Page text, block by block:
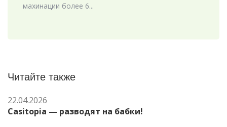
махинации более 6...
Читайте также
22.04.2026
Casitopia — разводят на бабки!